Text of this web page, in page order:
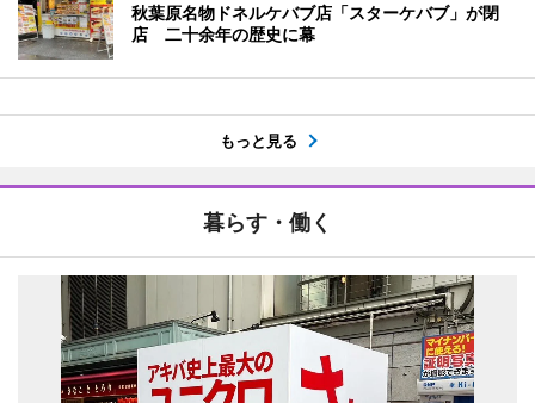
秋葉原名物ドネルケバブ店「スターケバブ」が閉
店 二十余年の歴史に幕
もっと見る
暮らす・働く